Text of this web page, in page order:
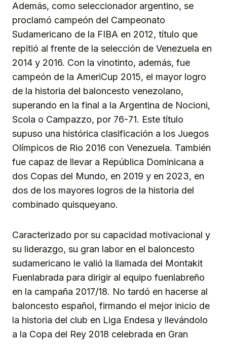
Además, como seleccionador argentino, se
proclamó campeón del Campeonato
Sudamericano de la FIBA en 2012, título que
repitió al frente de la selección de Venezuela en
2014 y 2016. Con la vinotinto, además, fue
campeón de la AmeriCup 2015, el mayor logro
de la historia del baloncesto venezolano,
superando en la final a la Argentina de Nocioni,
Scola o Campazzo, por 76-71. Este título
supuso una histórica clasificación a los Juegos
Olímpicos de Rio 2016 con Venezuela. También
fue capaz de llevar a República Dominicana a
dos Copas del Mundo, en 2019 y en 2023, en
dos de los mayores logros de la historia del
combinado quisqueyano.
Caracterizado por su capacidad motivacional y
su liderazgo, su gran labor en el baloncesto
sudamericano le valió la llamada del Montakit
Fuenlabrada para dirigir al equipo fuenlabreño
en la campaña 2017/18. No tardó en hacerse al
baloncesto español, firmando el mejor inicio de
la historia del club en Liga Endesa y llevándolo
a la Copa del Rey 2018 celebrada en Gran